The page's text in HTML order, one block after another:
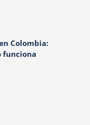
Colombia:
funciona